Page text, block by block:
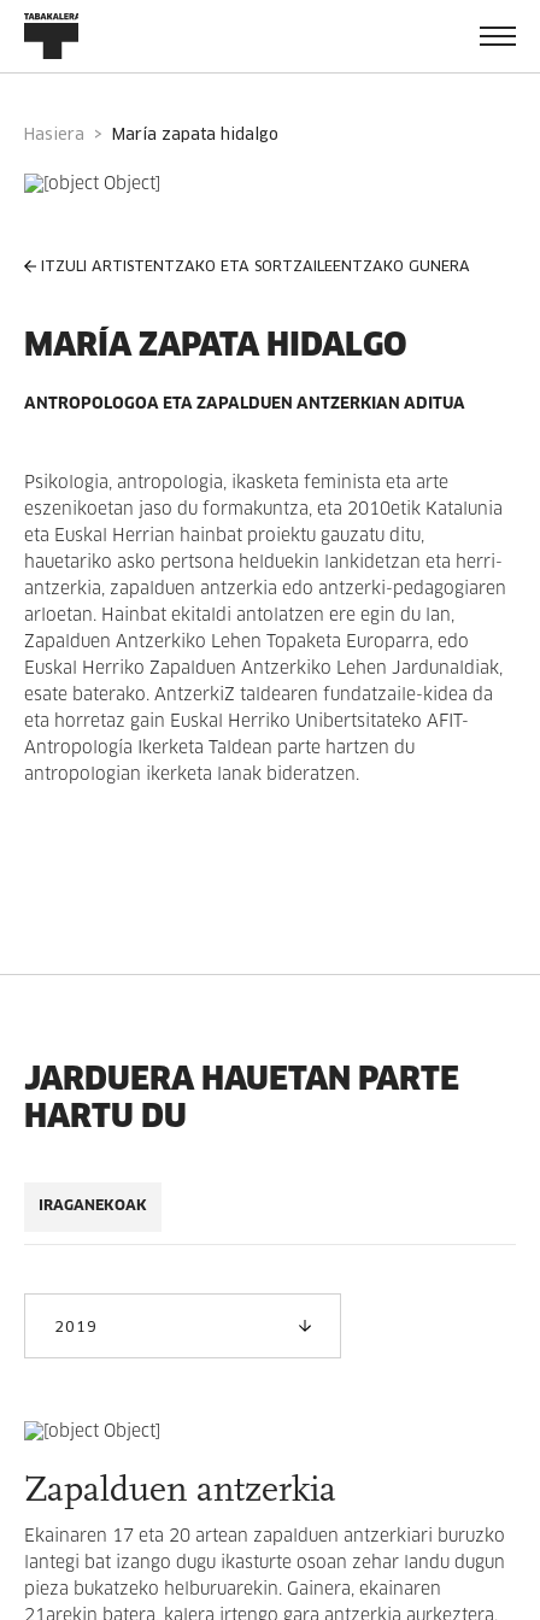
Hasiera maría zapata hidalgo
ITZULI ARTISTENTZAKO ETA SORTZAILEENTZAKO GUNERA
MARÍA ZAPATA HIDALGO
ANTROPOLOGOA ETA ZAPALDUEN ANTZERKIAN ADITUA
Psikologia, antropologia, ikasketa feminista eta arte
eszenikoetan jaso du formakuntza, eta 2010etik Katalunia
eta Euskal Herrian hainbat proiektu gauzatu ditu,
hauetariko asko pertsona helduekin lankidetzan eta herri-
antzerkia, zapalduen antzerkia edo antzerki-pedagogiaren
arloetan. Hainbat ekitaldi antolatzen ere egin du lan,
Zapalduen Antzerkiko Lehen Topaketa Europarra, edo
Euskal Herriko Zapalduen Antzerkiko Lehen Jardunaldiak,
esate baterako. AntzerkiZ taldearen fundatzaile-kidea da
eta horretaz gain Euskal Herriko Unibertsitateko AFIT-
Antropología Ikerketa Taldean parte hartzen du
antropologian ikerketa lanak bideratzen.
JARDUERA HAUETAN PARTE
HARTU DU
IRAGANEKOAK
2019
Zapalduen antzerkia
Ekainaren 17 eta 20 artean zapalduen antzerkiari buruzko
lantegi bat izango dugu ikasturte osoan zehar landu dugun
pieza bukatzeko helburuarekin. Gainera, ekainaren
21arekin batera, kalera irtengo gara antzerkia aurkeztera.